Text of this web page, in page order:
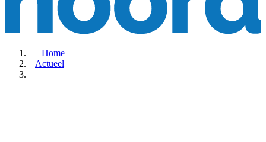
Home
Actueel